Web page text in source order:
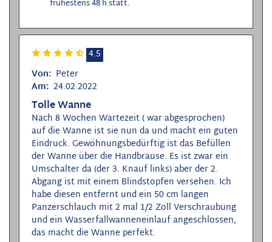
frühestens 48 h statt.
4.5
Von: Peter
Am: 24.02.2022
Tolle Wanne
Nach 8 Wochen Wartezeit ( war abgesprochen)
auf die Wanne ist sie nun da und macht ein guten
Eindruck. Gewöhnungsbedürftig ist das Befüllen
der Wanne über die Handbrause. Es ist zwar ein
Umschalter da (der 3. Knauf links) aber der 2.
Abgang ist mit einem Blindstopfen versehen. Ich
habe diesen entfernt und ein 50 cm langen
Panzerschlauch mit 2 mal 1/2 Zoll Verschraubung
und ein Wasserfallwanneneinlauf angeschlossen,
das macht die Wanne perfekt.